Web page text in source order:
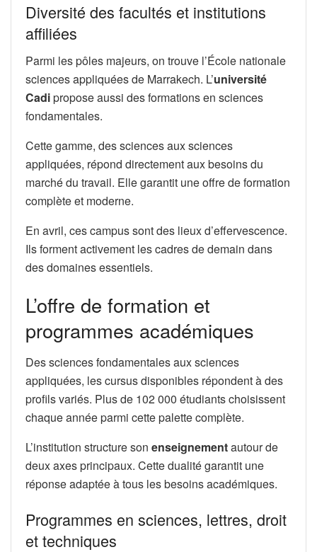
Diversité des facultés et institutions
affiliées
Parmi les pôles majeurs, on trouve l’École nationale
sciences appliquées de Marrakech. L’université
Cadipropose aussi des formations en sciences
fondamentales.
Cette gamme, des sciences aux sciences
appliquées, répond directement aux besoins du
marché du travail. Elle garantit une offre de formation
complète et moderne.
En avril, ces campus sont des lieux d’effervescence.
Ils forment activement les cadres de demain dans
des domaines essentiels.
L’offre de formation et
programmes académiques
Des sciences fondamentales aux sciences
appliquées, les cursus disponibles répondent à des
profils variés. Plus de 102 000 étudiants choisissent
chaque année parmi cette palette complète.
L’institution structure son enseignementautour de
deux axes principaux. Cette dualité garantit une
réponse adaptée à tous les besoins académiques.
Programmes en sciences, lettres, droit
et techniques